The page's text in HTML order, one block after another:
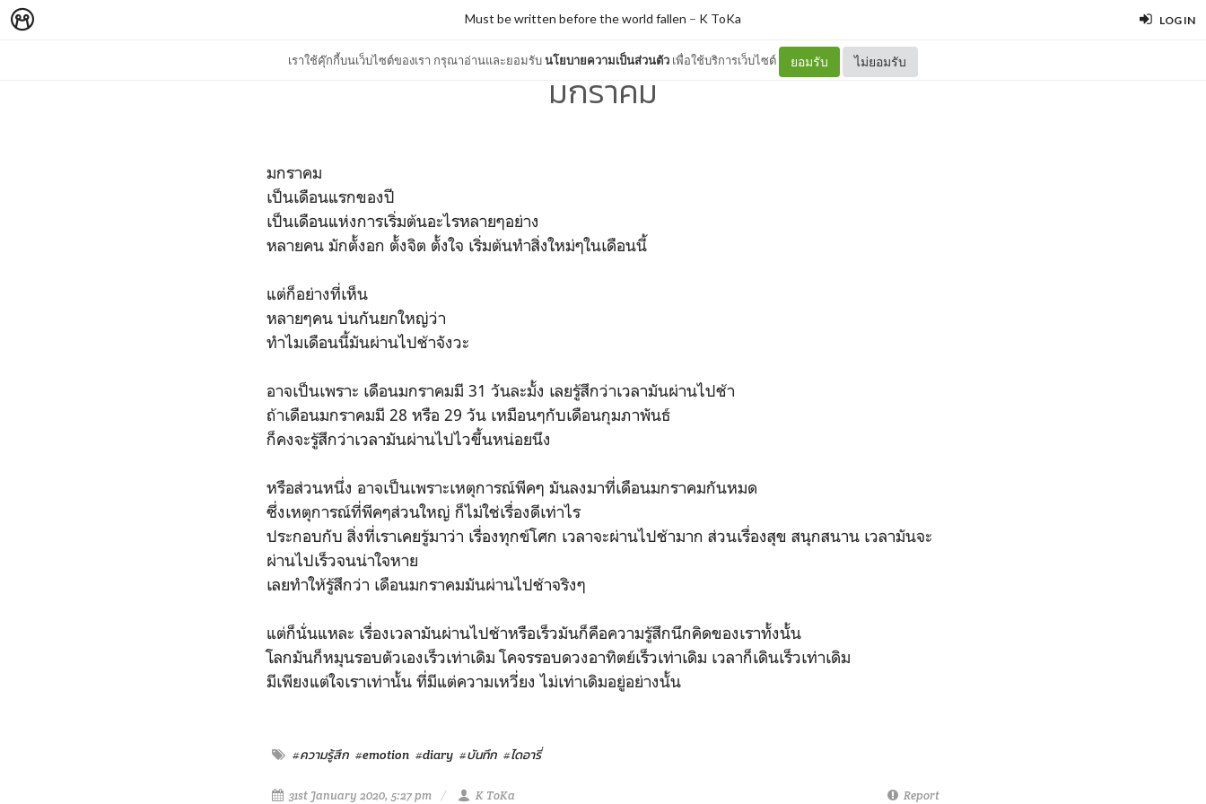
LOG IN
เราใช้คุ๊กกี้บนเว็บไซต์ของเรา กรุณาอ่านและยอมรับนโยบายความเป็นส่วนตัว เพื่อใช้บริการเว็บไซต์ ยอมรับ ไม่ยอมรับ
Must be written before the world fallen – K ToKa
มกราคม
มกราคม
เป็นเดือนแรกของปี
เป็นเดือนแห่งการเริ่มต้นอะไรหลายๆอย่าง
หลายคน มักตั้งอก ตั้งจิต ตั้งใจ เริ่มต้นทำสิ่งใหม่ๆในเดือนนี้
แต่ก็อย่างที่เห็น
หลายๆคน บ่นกันยกใหญ่ว่า
ทำไมเดือนนี้มันผ่านไปช้าจังวะ
อาจเป็นเพราะ เดือนมกราคมมี 31 วันละมั้ง เลยรู้สึกว่าเวลามันผ่านไปช้า
ถ้าเดือนมกราคมมี 28 หรือ 29 วัน เหมือนๆกับเดือนกุมภาพันธ์
ก็คงจะรู้สึกว่าเวลามันผ่านไปไวขึ้นหน่อยนึง
หรือส่วนหนึ่ง อาจเป็นเพราะเหตุการณ์พีคๆ มันลงมาที่เดือนมกราคมกันหมด
ซึ่งเหตุการณ์ที่พีคๆส่วนใหญ่ ก็ไม่ใช่เรื่องดีเท่าไร
ประกอบกับ สิ่งที่เราเคยรู้มาว่า เรื่องทุกข์โศก เวลาจะผ่านไปช้ามาก ส่วนเรื่องสุข สนุกสนาน เวลามันจะ
ผ่านไปเร็วจนน่าใจหาย
เลยทำให้รู้สึกว่า เดือนมกราคมมันผ่านไปช้าจริงๆ
แต่ก็นั่นแหละ เรื่องเวลามันผ่านไปช้าหรือเร็วมันก็คือความรู้สึกนึกคิดของเราทั้งนั้น
โลกมันก็หมุนรอบตัวเองเร็วเท่าเดิม โคจรรอบดวงอาทิตย์เร็วเท่าเดิม เวลาก็เดินเร็วเท่าเดิม
มีเพียงแต่ใจเราเท่านั้น ที่มีแต่ความเหวี่ยง ไม่เท่าเดิมอยู่อย่างนั้น
#ความรู้สึก #emotion #diary #บันทึก #ไดอารี่
31st January 2020, 5:27 pm K ToKa Report